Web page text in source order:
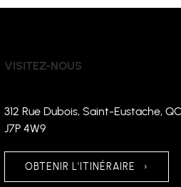
VISITEZ-NOUS
312 Rue Dubois, Saint-Eustache,
J7P 4W9
OBTENIR L'ITINÉRAIRE ›